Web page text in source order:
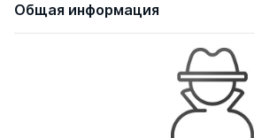
Общая информация